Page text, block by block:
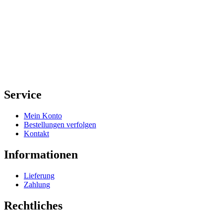
Service
Mein Konto
Bestellungen verfolgen
Kontakt
Informationen
Lieferung
Zahlung
Rechtliches